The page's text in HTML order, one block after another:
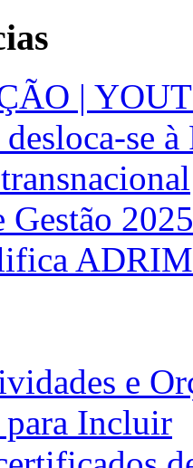
|
se
Gestão 2025
e
Incluir